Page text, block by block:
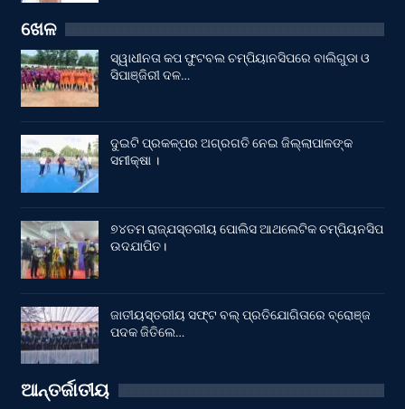
ଖେଳ
ସ୍ୱାଧୀନତା କପ ଫୁଟବଲ ଚମ୍ପିୟାନସିପରେ ବାଲିଗୁଡା ଓ
ସିପାଞ୍ଜିରୀ ଦଳ…
ଦୁଇଟି ପ୍ରକଳ୍ପର ଅଗ୍ରଗତି ନେଇ ଜିଲ୍ଲାପାଳଙ୍କ
ସମୀକ୍ଷା ।
୭୪ତମ ରାଜ୍ଯସ୍ତରୀୟ ପୋଲିସ ଆଥଲେଟିକ ଚମ୍ପିୟନସିପ
ଉଦଯାପିତ।
ଜାତୀୟସ୍ତରୀୟ ସଫ୍ଟ ବଲ୍ ପ୍ରତିଯୋଗିତାରେ ବ୍ରୋଞ୍ଜ
ପଦକ ଜିତିଲେ…
ଆନ୍ତର୍ଜାତୀୟ